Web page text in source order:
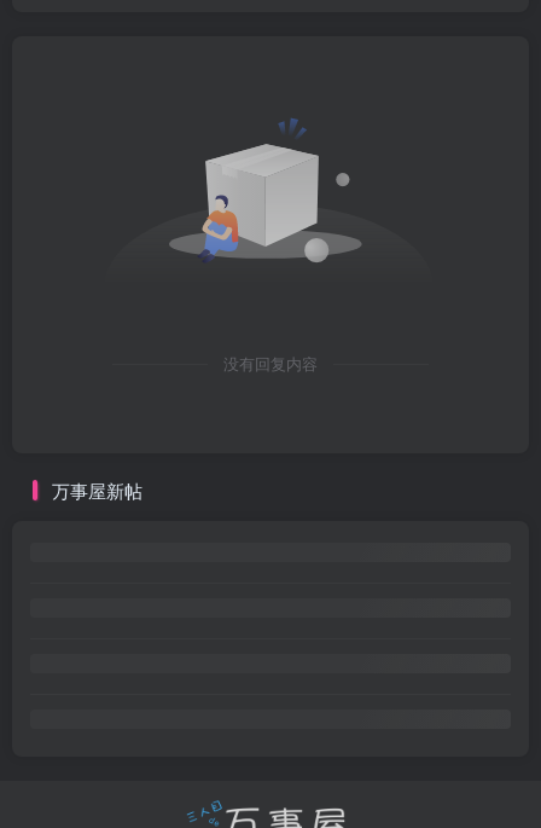
没有回复内容
万事屋新帖